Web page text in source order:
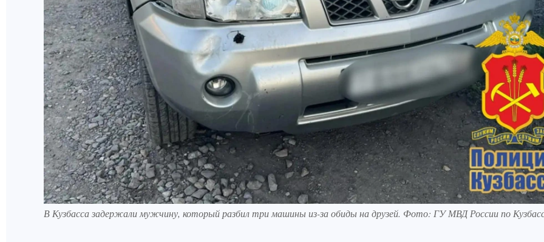
В Кузбасса задержали мужчину, который разбил три машины из-за обиды на друзей. Фото: ГУ МВД России по